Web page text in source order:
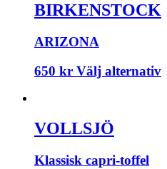
BIRKENSTOCK
ARIZONA
650 kr Välj alternativ
VOLLSJÖ
Klassisk capri-toffel